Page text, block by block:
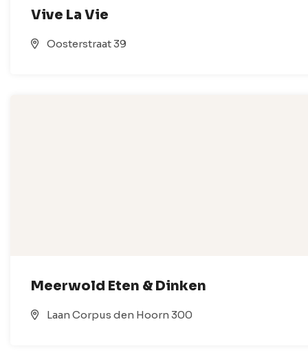
Vive La Vie
Oosterstraat 39
Meerwold Eten & Dinken
Laan Corpus den Hoorn 300